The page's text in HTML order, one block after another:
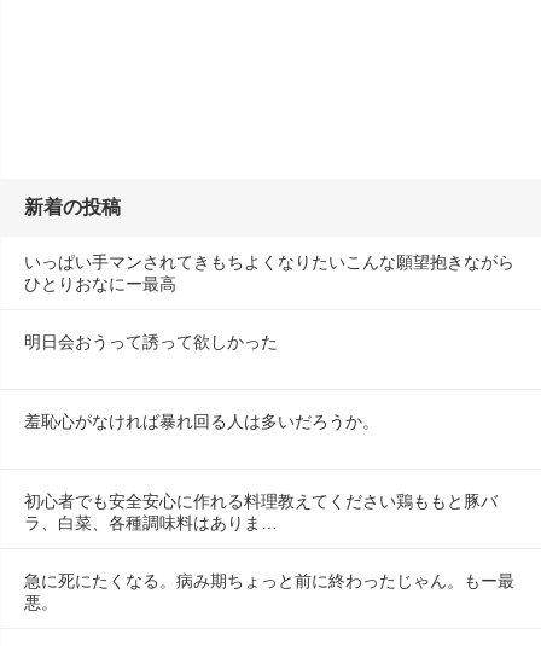
新着の投稿
いっぱい手マンされてきもちよくなりたいこんな願望抱きながら
ひとりおなにー最高
明日会おうって誘って欲しかった
羞恥心がなければ暴れ回る人は多いだろうか。
初心者でも安全安心に作れる料理教えてください鶏ももと豚バ
ラ、白菜、各種調味料はありま…
急に死にたくなる。病み期ちょっと前に終わったじゃん。もー最
悪。